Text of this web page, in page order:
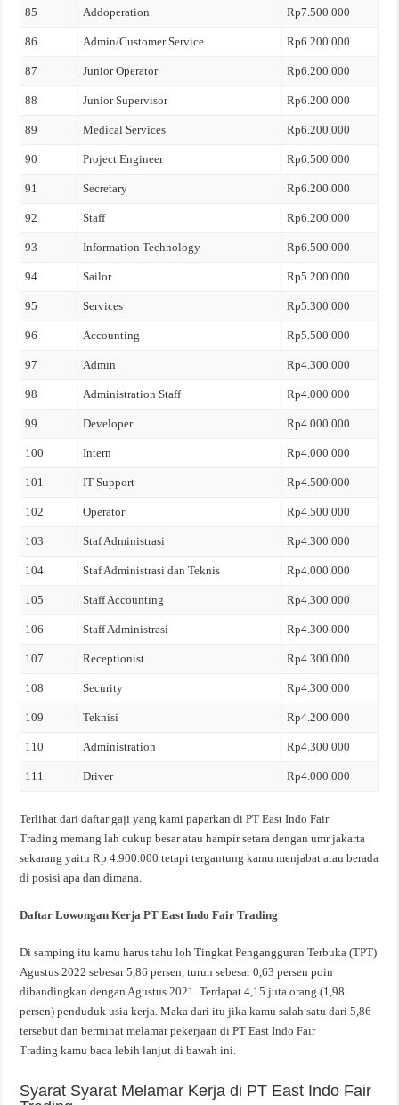
85 Addoperation Rp7.500.000
86 Admin/Customer Service Rp6.200.000
87 Junior Operator Rp6.200.000
88 Junior Supervisor Rp6.200.000
89 Medical Services Rp6.200.000
90 Project Engineer Rp6.500.000
91 Secretary Rp6.200.000
92 Staff Rp6.200.000
93 Information Technology Rp6.500.000
94 Sailor Rp5.200.000
95 Services Rp5.300.000
96 Accounting Rp5.500.000
97 Admin Rp4.300.000
98 Administration Staff Rp4.000.000
99 Developer Rp4.000.000
100 Intern Rp4.000.000
101 IT Support Rp4.500.000
102 Operator Rp4.500.000
103 Staf Administrasi Rp4.300.000
104 Staf Administrasi dan Teknis Rp4.000.000
105 Staff Accounting Rp4.300.000
106 Staff Administrasi Rp4.300.000
107 Receptionist Rp4.300.000
108 Security Rp4.300.000
109 Teknisi Rp4.200.000
110 Administration Rp4.300.000
111 Driver Rp4.000.000
Terlihat dari daftar gaji yang kami paparkan di PT East Indo Fair
Trading memang lah cukup besar atau hampir setara dengan umr jakarta
sekarang yaitu Rp 4.900.000 tetapi tergantung kamu menjabat atau berada
di posisi apa dan dimana.
Daftar Lowongan Kerja PT East Indo Fair Trading
Di samping itu kamu harus tahu loh Tingkat Pengangguran Terbuka (TPT)
Agustus 2022 sebesar 5,86 persen, turun sebesar 0,63 persen poin
dibandingkan dengan Agustus 2021. Terdapat 4,15 juta orang (1,98
persen) penduduk usia kerja. Maka dari itu jika kamu salah satu dari 5,86
tersebut dan berminat melamar pekerjaan di PT East Indo Fair
Trading kamu baca lebih lanjut di bawah ini.
Syarat Syarat Melamar Kerja di PT East Indo Fair